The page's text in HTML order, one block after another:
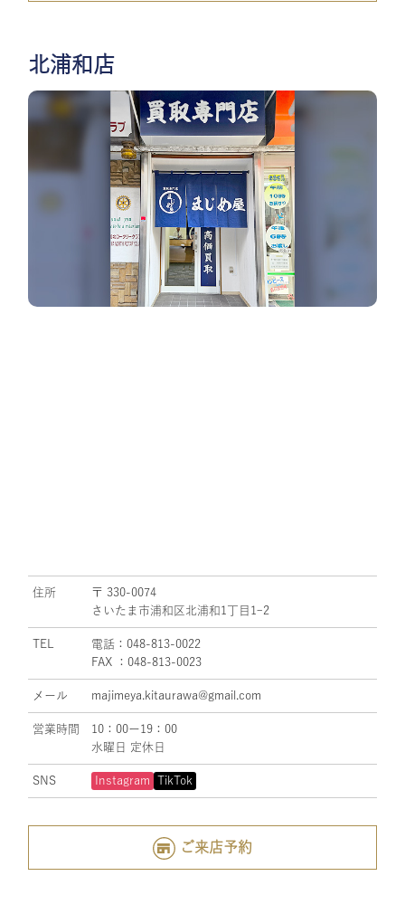
北浦和店
住所
〒 330-0074
さいたま市浦和区北浦和1丁目1ｰ2
TEL
電話：048-813-0022
FAX ：048-813-0023
メール majimeya.kitaurawa@gmail.com
営業時間
10：00ー19：00
水曜日 定休日
SNS Instagram TikTok
ご来店予約